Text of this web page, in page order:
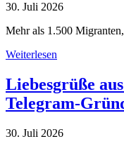
30. Juli 2026
Mehr als 1.500
Weiterlesen
Liebesgrüße
Telegram-
30. Juli 2026